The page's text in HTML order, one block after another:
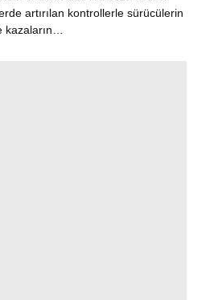
artırılan kontrollerle sürücülerin